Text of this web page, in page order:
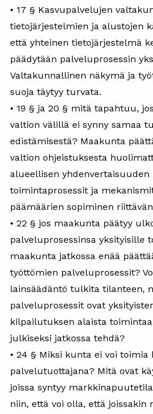
• 17 § Kasvupalvelujen
tietojärjestelmien ja alustojen
että yhteinen tietojärjestelmä
päädytään palveluprosessin
Valtakunnallinen näkymä ja
suoja täytyy turvata.
• 19 § ja 20 § mitä tapahtuu,
valtion välillä ei synny samaa
edistämisestä? Maakunta
valtion ohjeistuksesta
alueellisen
toimintaprosessit ja
päämäärien sopiminen
• 22 § jos maakunta päätyy
palveluprosessinsa yksityisille
maakunta jatkossa enää
työttömien palveluprosessit?
lainsäädäntö tulkita tilanteen,
palveluprosessit ovat
kilpailutuksen alaista
julkiseksi jatkossa tehdä?
• 24 § Miksi kunta ei voi toimia
palvelutuottajana? Mitä ovat
joissa syntyy
niin, että voi olla, että joissakin